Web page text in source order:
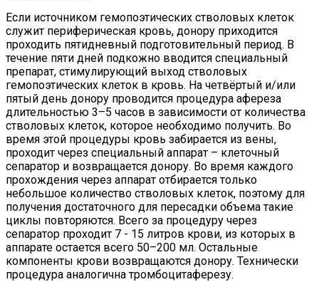
Если источником гемопоэтических стволовых клеток
служит периферическая кровь, донору приходится
проходить пятидневный подготовительный период. В
течение пяти дней подкожно вводится специальный
препарат, стимулирующий выход стволовых
гемопоэтических клеток в кровь. На четвёртый и/или
пятый день донору проводится процедура афереза
длительностью 3–5 часов в зависимости от количества
стволовых клеток, которое необходимо получить. Во
время этой процедуры кровь забирается из вены,
проходит через специальный аппарат – клеточный
сепаратор и возвращается донору. Во время каждого
прохождения через аппарат отбирается только
небольшое количество стволовых клеток, поэтому для
получения достаточного для пересадки объема такие
циклы повторяются. Всего за процедуру через
сепаратор проходит 7 - 15 литров крови, из которых в
аппарате остается всего 50–200 мл. Остальные
компоненты крови возвращаются донору. Технически
процедура аналогична тромбоцитаферезу.